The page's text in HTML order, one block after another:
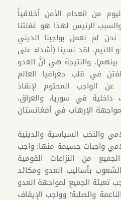
من انعدام الأمن أخلاقياً
الرئیس لهذا هو غفلتنا
لم نعمل بواجبنا الدیني
لقد نسینا (أشداء على
بینهم). والنتیجة هي أنَّ العدو
في قلب جغرافیا العالم
الواجب المحتوم لإنقاذ
في سوریا، والعراق،
الإرهاب في أفغانستان
والنخب السياسية والدينية
واجبات جسيمة منها: واجب
من النزاعات القومية
بأساليب العدو ومكائد
تعبئة الجميع لمواجهة العدو
والصلبة؛ وواجب الإيقاف